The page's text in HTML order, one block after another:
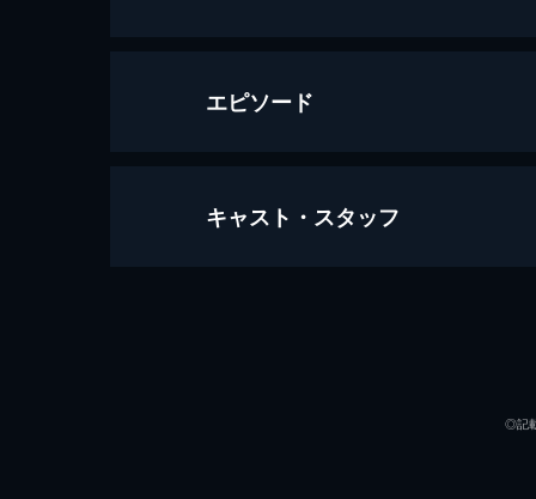
エピソード
この世界の片隅に
キャスト・スタッフ
◎記